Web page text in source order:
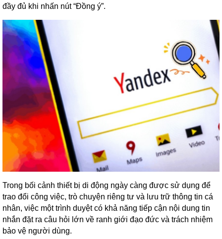
đầy đủ khi nhấn nút “Đồng ý”.
Trong bối cảnh thiết bị di động ngày càng được sử dụng để
trao đổi công việc, trò chuyện riêng tư và lưu trữ thông tin cá
nhân, việc một trình duyệt có khả năng tiếp cận nội dung tin
nhắn đặt ra câu hỏi lớn về ranh giới đạo đức và trách nhiệm
bảo vệ người dùng.